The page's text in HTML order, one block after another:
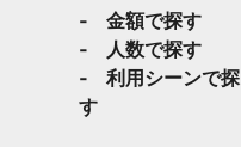
金額で探す
人数で探す
利用シーンで探
す